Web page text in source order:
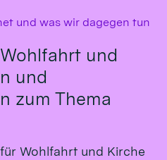
und was wir dagegen tun
und
und
zum Thema
Wohl­fahrt und Kirche